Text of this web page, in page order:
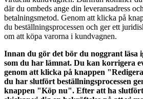
där du ombeds ange din leveransadress
betalningsmetod. Genom att klicka på
du beställningsprocessen och ger ett
om att köpa varorna i kundvagnen.
Innan du gör det bör du noggrant läsa
som du har lämnat. Du kan korrigera
genom att klicka på knappen
du har slutfört beställningsprocessen
knappen "Köp nu". Efter att ha slutfört